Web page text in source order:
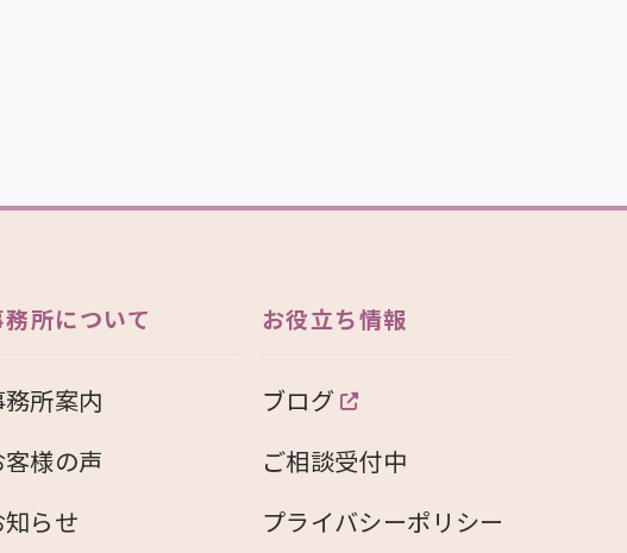
所について
務所案内
客様の声
知らせ
お役立ち情報
ブログ
ご相談受付中
プライバシーポリシー